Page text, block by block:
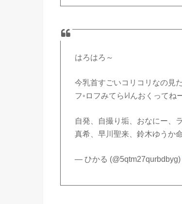
はろはろ～
今乳首すごいコリコリなの見
フ◦ロフみてらﾚlんおくってね
自発、自撮り垢、おなにー、
真希、早川聖来、鈴木ゆうか命
— ひかる (@5qtm27qurbdbyg)